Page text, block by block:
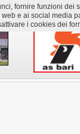
fornire funzioni
e ai social media
i cookies dei